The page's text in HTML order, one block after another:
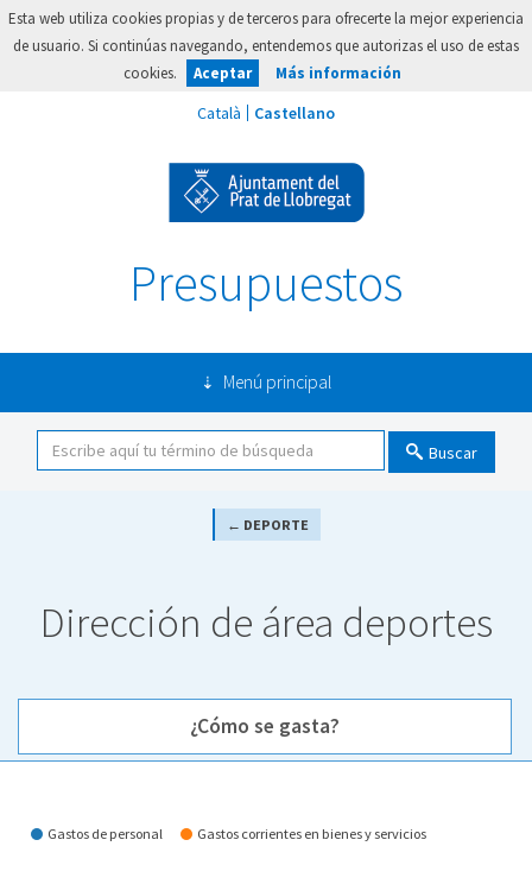
Esta web utiliza cookies propias y de terceros para ofrecerte la mejor experiencia
de usuario. Si continúas navegando, entendemos que autorizas el uso de estas
cookies.
Aceptar Más información
Presupuestos
Menú principal
Buscar
← DEPORTE
Dirección de área deportes
¿Cómo se gasta?
Gastos de personal Gastos corrientes en bienes y servicios